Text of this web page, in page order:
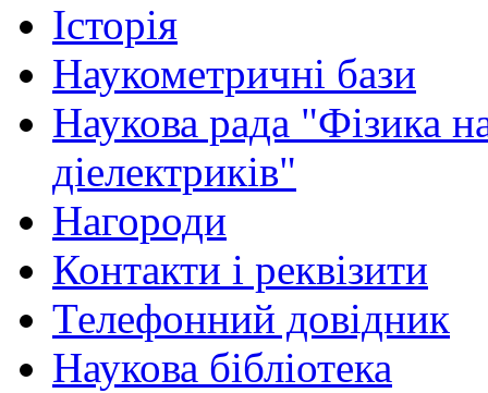
Історія
Наукометричні бази
Наукова рада "Фізика
діелектриків"
Нагороди
Контакти і реквізити
Телефонний довідник
Наукова бібліотека